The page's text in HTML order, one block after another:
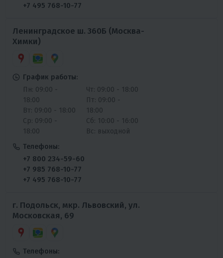
+7 495 768-10-77
Ленинградское ш. 360Б (Москва-
Химки)
График работы:
Пн: 09:00 -
18:00
Вт: 09:00 - 18:00
Ср: 09:00 -
18:00
Чт: 09:00 - 18:00
Пт: 09:00 -
18:00
Сб: 10:00 - 16:00
Вс: выходной
Телефоны:
+7 800 234-59-60
+7 985 768-10-77
+7 495 768-10-77
г. Подольск, мкр. Львовский, ул.
Московская, 69
Телефоны: